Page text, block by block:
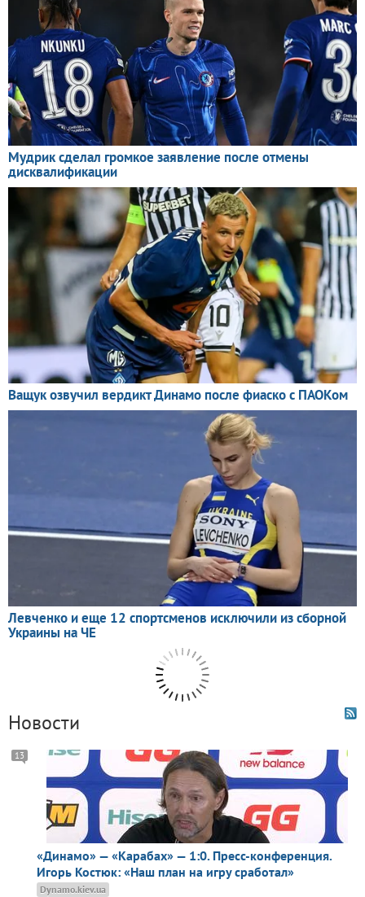
Новости
«Динамо» — «Карабах» — 1:0. Пресс-конференция.
Игорь Костюк: «Наш план на игру сработал»
13
Dynamo.kiev.ua